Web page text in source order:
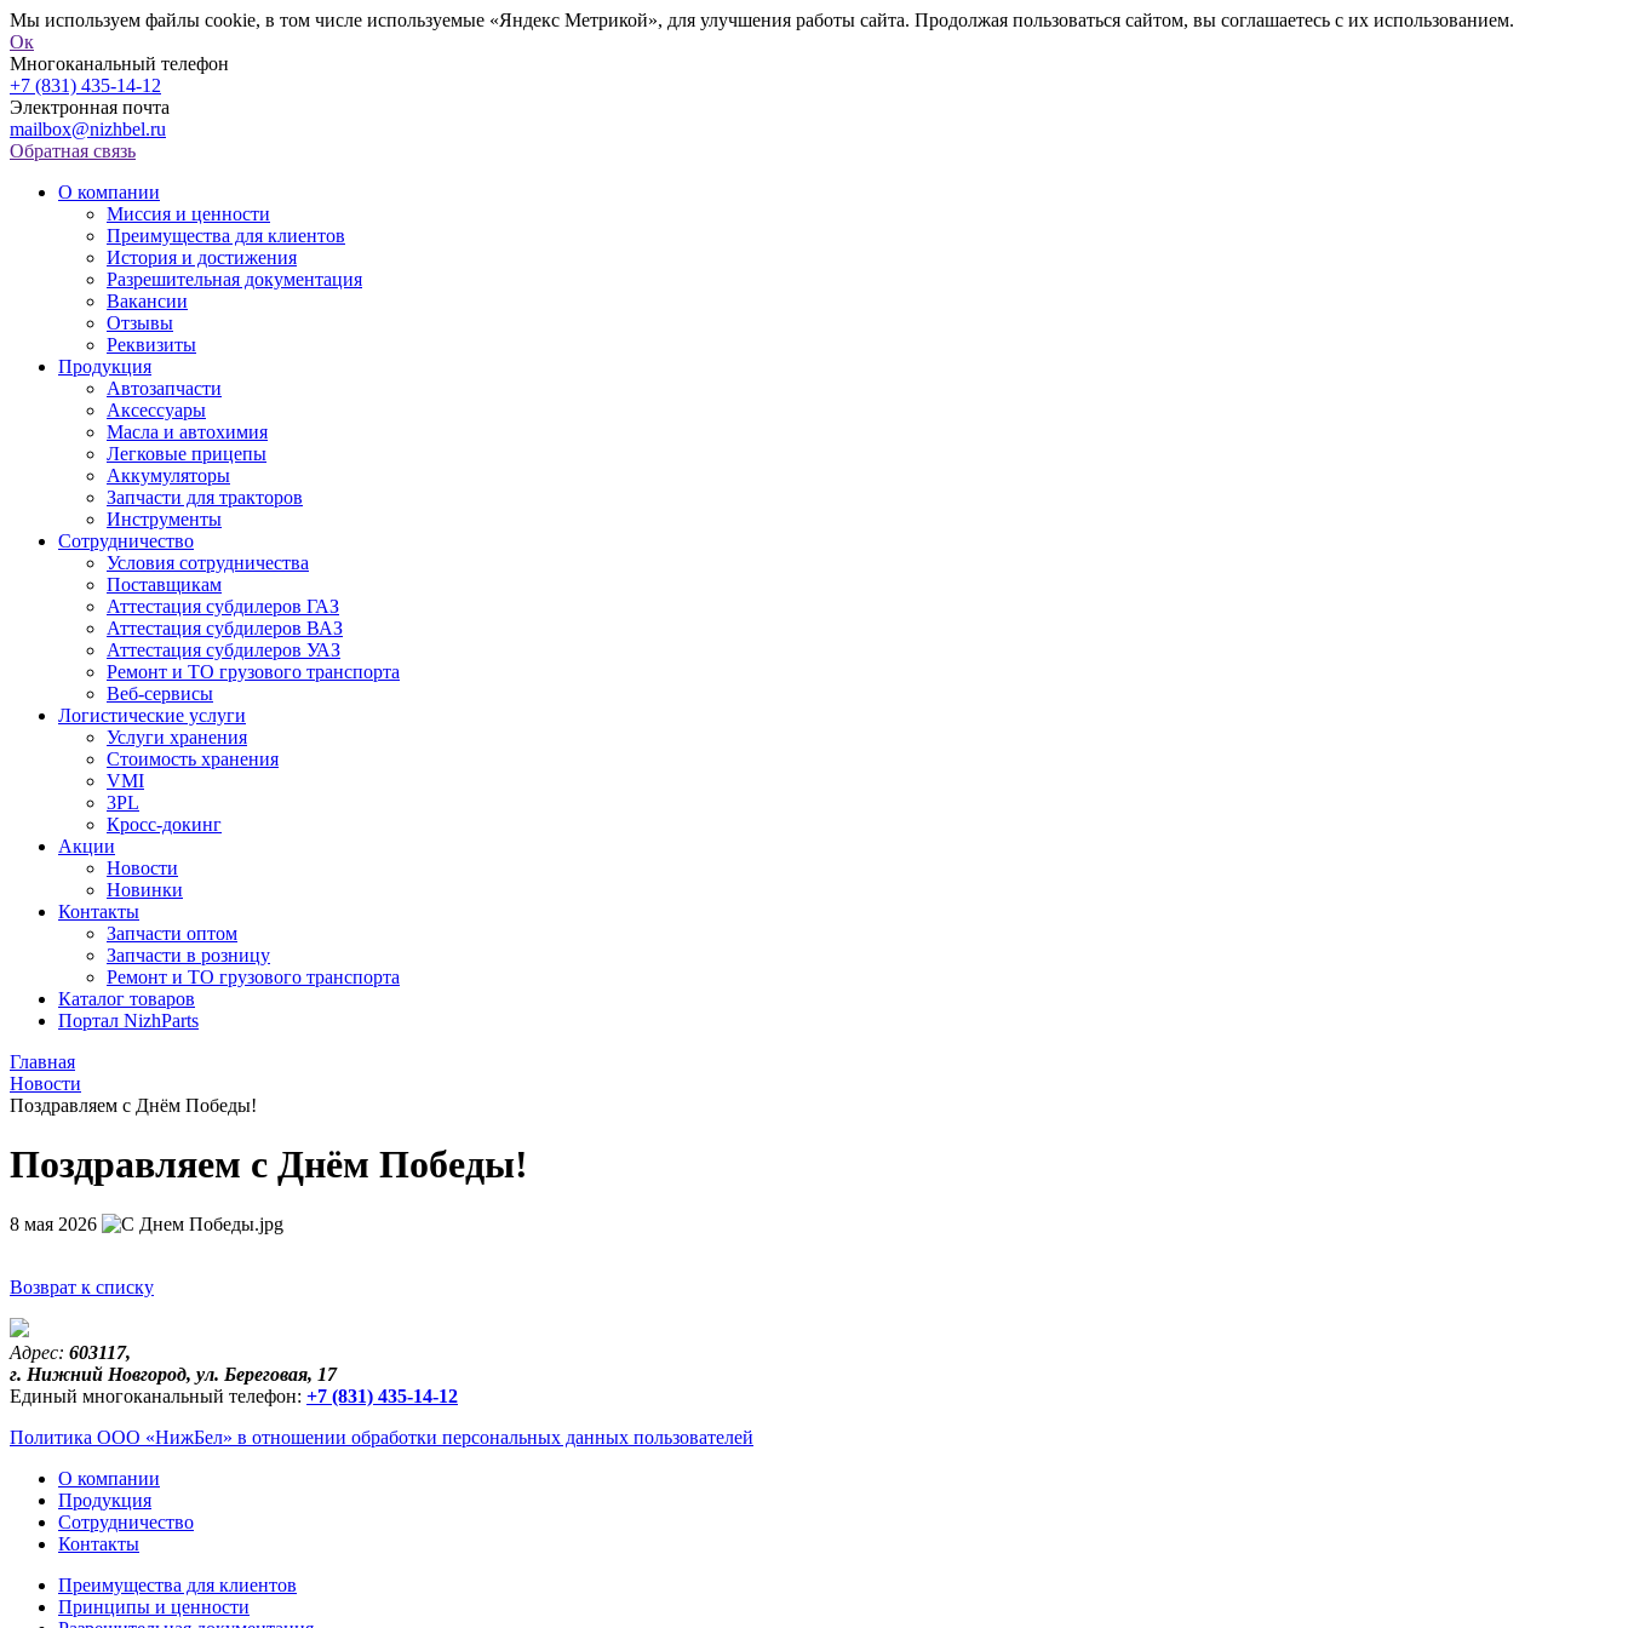
Мы используем файлы cookie, в том числе используемые «Яндекс Метрикой», для улучшения работы сайта. Продолжая пользоваться сайтом, вы соглашаетесь с их использованием.
Ок
Многоканальный телефон
+7 (831) 435-14-12
Электронная почта
mailbox@nizhbel.ru
Обратная связь
О компании
Миссия и ценности
Преимущества для клиентов
История и достижения
Разрешительная документация
Вакансии
Отзывы
Реквизиты
Продукция
Автозапчасти
Аксессуары
Масла и автохимия
Легковые прицепы
Аккумуляторы
Запчасти для тракторов
Инструменты
Сотрудничество
Условия сотрудничества
Поставщикам
Аттестация субдилеров ГАЗ
Аттестация субдилеров ВАЗ
Аттестация субдилеров УАЗ
Ремонт и ТО грузового транспорта
Веб-сервисы
Логистические услуги
Услуги хранения
Стоимость хранения
VMI
3PL
Кросс-докинг
Акции
Новости
Новинки
Контакты
Запчасти оптом
Запчасти в розницу
Ремонт и ТО грузового транспорта
Каталог товаров
Портал NizhParts
Главная
Новости
Поздравляем с Днём Победы!
Поздравляем с Днём Победы!
8 мая 2026
Возврат к списку
Адрес: 603117,
г. Нижний Новгород, ул. Береговая, 17
Единый многоканальный телефон: +7 (831) 435-14-12
Политика ООО «НижБел» в отношении обработки персональных данных пользователей
О компании
Продукция
Сотрудничество
Контакты
Преимущества для клиентов
Принципы и ценности